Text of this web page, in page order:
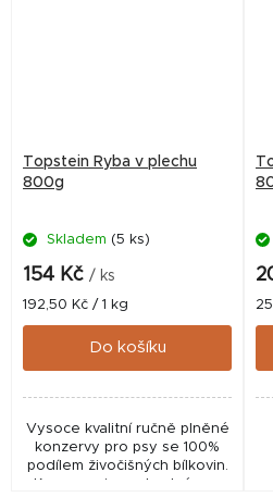
Topstein Ryba v plechu
800g
Skladem (5 ks)
154 Kč / ks
Měrná
cena:
192,50 Kč / 1 kg
Do košíku
Vysoce kvalitní ručně plněné
konzervy pro psy se 100%
podílem živočišných bílkovin.